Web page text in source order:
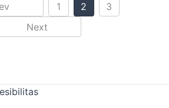
langkah sederhana yang
untuk menjaga kondisi mobil […]
1 2
3
Next